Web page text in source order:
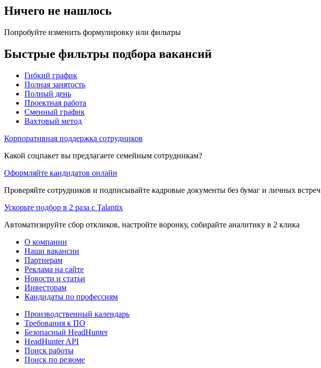
Ничего не нашлось
Попробуйте изменить формулировку или фильтры
Быстрые фильтры подбора вакансий
Гибкий график
Полная занятость
Полный день
Проектная работа
Сменный график
Вахтовый метод
Корпоративная поддержка сотрудников
Какой соцпакет вы предлагаете семейным сотрудникам?
Оформляйте кандидатов онлайн
Проверяйте сотрудников и подписывайте кадровые документы без бумаг и личных встреч
Ускорьте подбор в 2 раза с Talantix
Автоматизируйте сбор откликов, настройте воронку, собирайте аналитику в 2 клика
О компании
Наши вакансии
Партнерам
Реклама на сайте
Новости и статьи
Инвесторам
Кандидаты по профессиям
Производственный календарь
Требования к ПО
Безопасный HeadHunter
HeadHunter API
Поиск работы
Поиск по резюме